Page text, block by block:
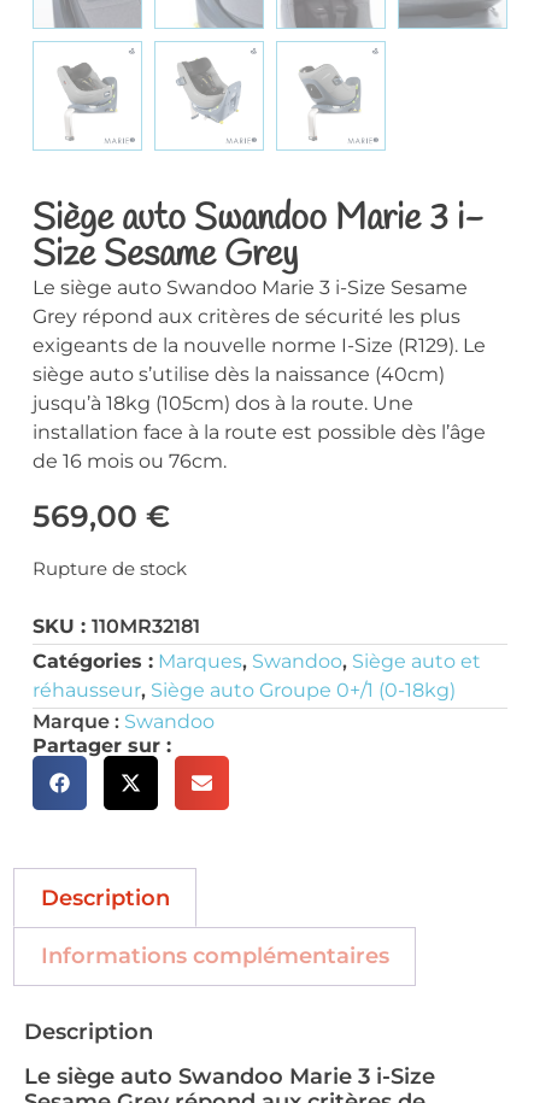
Siège auto Swandoo Marie 3 i-
Size Sesame Grey
Le siège auto Swandoo Marie 3 i-Size Sesame
Grey répond aux critères de sécurité les plus
exigeants de la nouvelle norme I-Size (R129). Le
siège auto s’utilise dès la naissance (40cm)
jusqu’à 18kg (105cm) dos à la route. Une
installation face à la route est possible dès l’âge
de 16 mois ou 76cm.
569,00 €
Rupture de stock
SKU : 110MR32181
Catégories : Marques, Swandoo, Siège auto et
réhausseur, Siège auto Groupe 0+/1 (0-18kg)
Marque : Swandoo
Partager sur :
Description
Informations complémentaires
Description
Le siège auto Swandoo Marie 3 i-Size